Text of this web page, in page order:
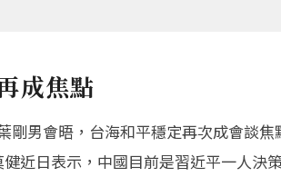
成焦點
男會晤，台海和平穩定再次成會談
近日表示，中國目前是習近平一人決